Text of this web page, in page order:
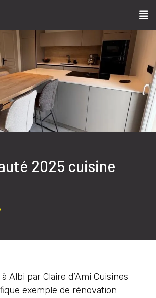
2025 cuisine
Albi par Claire d’Ami Cuisines
exemple de rénovation